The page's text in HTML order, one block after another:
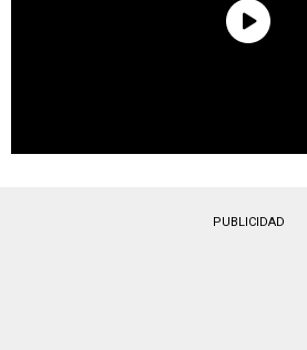
PUBLICIDAD